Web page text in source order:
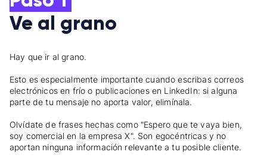
Ve al grano
Hay que ir al grano.
Esto es especialmente importante cuando escribas correos
electrónicos en frío o publicaciones en LinkedIn: si alguna
parte de tu mensaje no aporta valor, elimínala.
Olvídate de frases hechas como "Espero que te vaya bien,
soy comercial en la empresa X". Son egocéntricas y no
aportan ninguna información relevante a tu posible cliente.